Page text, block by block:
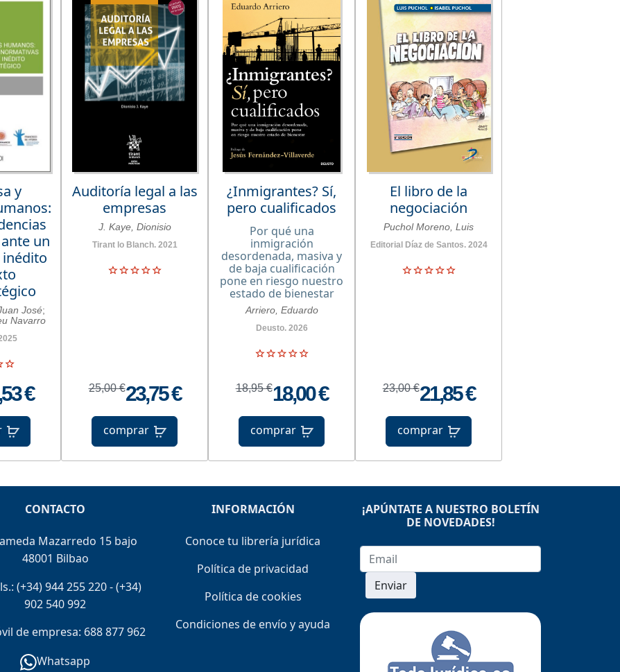
y
un
José;
Navarro
€
Auditoría legal a las
empresas
J. Kaye, Dionisio
Tirant lo Blanch. 2021
25,00 €23,75 €
comprar
¿Inmigrantes? Sí,
pero cualificados
Por qué una
inmigración
desordenada, masiva y
de baja cualificación
pone en riesgo nuestro
estado de bienestar
Arriero, Eduardo
Deusto. 2026
18,95 €18,00 €
comprar
El libro de la
negociación
Puchol Moreno, Luis
Editorial Díaz de Santos. 2024
23,00 €21,85 €
comprar
CONTACTO
Mazarredo 15 bajo
48001 Bilbao
(+34) 944 255 220-(+34)
902 540 992
de empresa: 688 877 962
Whatsapp
INFORMACIÓN
Conoce tu librería jurídica
Política de privacidad
Política de cookies
Condiciones de envío y ayuda
¡APÚNTATE A NUESTRO BOLETÍN
DE NOVEDADES!
Enviar